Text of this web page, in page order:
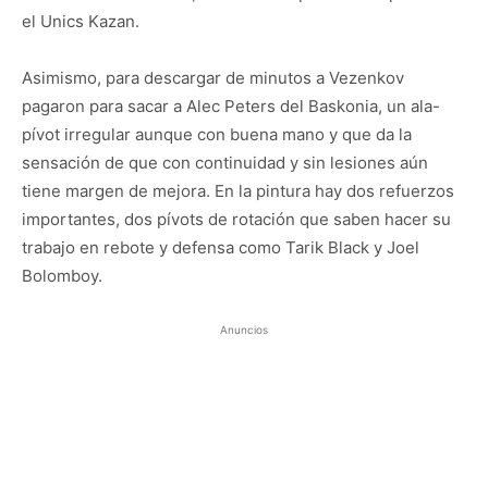
el Unics Kazan.
Asimismo, para descargar de minutos a Vezenkov
pagaron para sacar a Alec Peters del Baskonia, un ala-
pívot irregular aunque con buena mano y que da la
sensación de que con continuidad y sin lesiones aún
tiene margen de mejora. En la pintura hay dos refuerzos
importantes, dos pívots de rotación que saben hacer su
trabajo en rebote y defensa como Tarik Black y Joel
Bolomboy.
Anuncios